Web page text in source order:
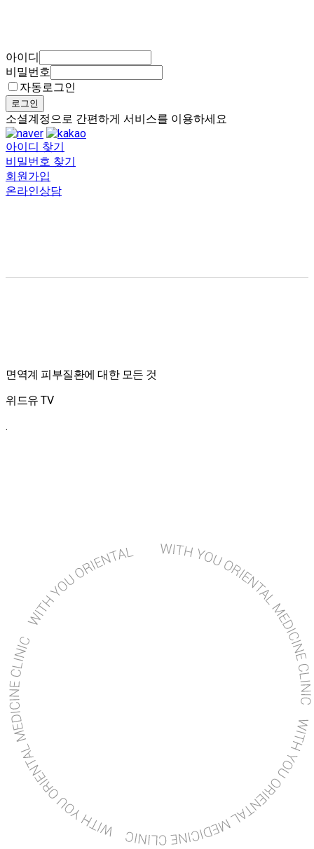
아이디
비밀번호
자동로그인
로그인
소셜계정으로 간편하게 서비스를 이용하세요
아이디 찾기
비밀번호 찾기
회원가입
온라인상담
면역계 피부질환에 대한 모든 것
위드유 TV
.